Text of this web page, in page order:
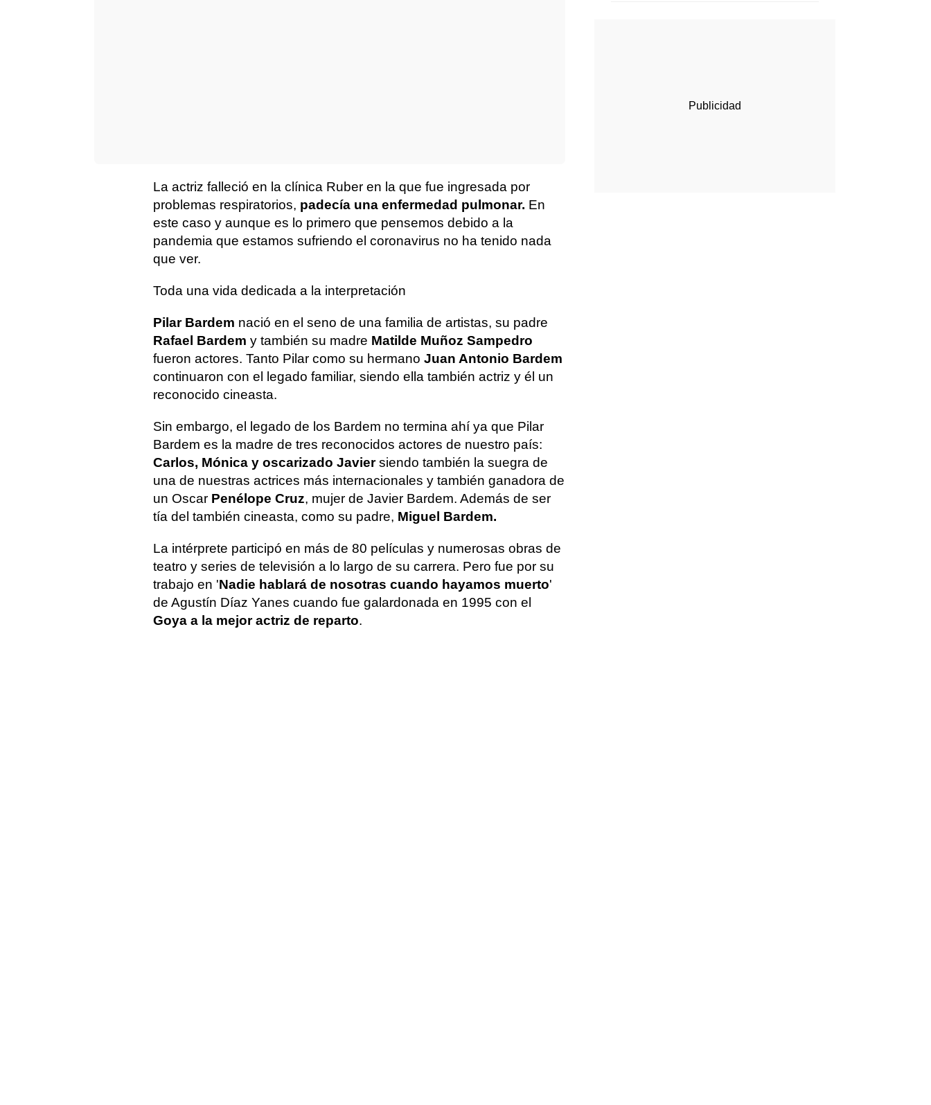
La actriz falleció en la clínica Ruber en la que fue ingresada por
problemas respiratorios, padecía una enfermedad pulmonar. En
este caso y aunque es lo primero que pensemos debido a la
pandemia que estamos sufriendo el coronavirus no ha tenido nada
que ver.
Toda una vida dedicada a la interpretación
Pilar Bardem nació en el seno de una familia de artistas, su padre
Rafael Bardem y también su madre Matilde Muñoz Sampedro
fueron actores. Tanto Pilar como su hermano Juan Antonio Bardem
continuaron con el legado familiar, siendo ella también actriz y él un
reconocido cineasta.
Sin embargo, el legado de los Bardem no termina ahí ya que Pilar
Bardem es la madre de tres reconocidos actores de nuestro país:
Carlos, Mónica y oscarizado Javiersiendo también la suegra de
una de nuestras actrices más internacionales y también ganadora de
un Oscar Penélope Cruz, mujer de Javier Bardem. Además de ser
tía del también cineasta, como su padre, Miguel Bardem.
La intérprete participó en más de 80 películas y numerosas obras de
teatro y series de televisión a lo largo de su carrera. Pero fue por su
trabajo en 'Nadie hablará de nosotras cuando hayamos muerto'
de Agustín Díaz Yanes cuando fue galardonada en 1995 con el
Goya a la mejor actriz de reparto.